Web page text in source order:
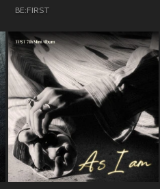
BE:FIRST